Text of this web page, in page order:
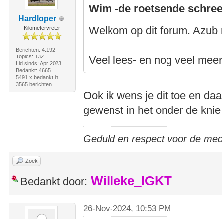
Hardloper
Kilometervreter
Berichten: 4.192
Topics: 132
Lid sinds: Apr 2023
Bedankt: 4665
5491 x bedankt in
3565 berichten
Wim -de roetsende
Welkom op dit forum.
Veel lees- en nog veel
Ook ik wens je dit toe en
gewenst in het onder de
Geduld en respect voor de
Zoek
Bedankt door: Willeke_IGKT
26-Nov-2024, 10:53 PM